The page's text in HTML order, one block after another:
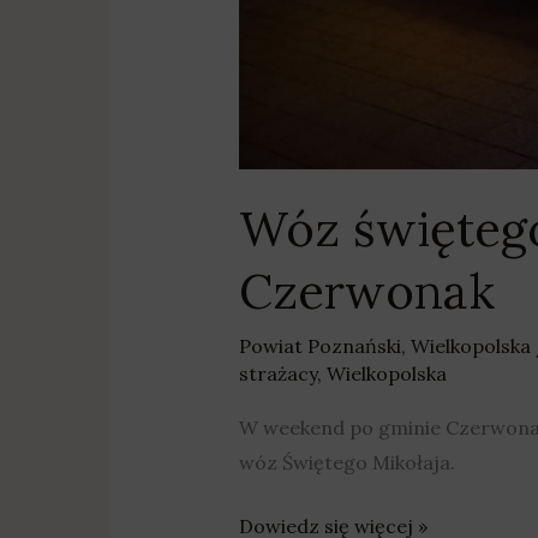
Wóz
Czerwonak
Powiat Poznański, Wielkopolska
strażacy, Wielkopolska
W weekend po gminie
wóz Świętego Mikołaja.
Dowiedz się więcej »